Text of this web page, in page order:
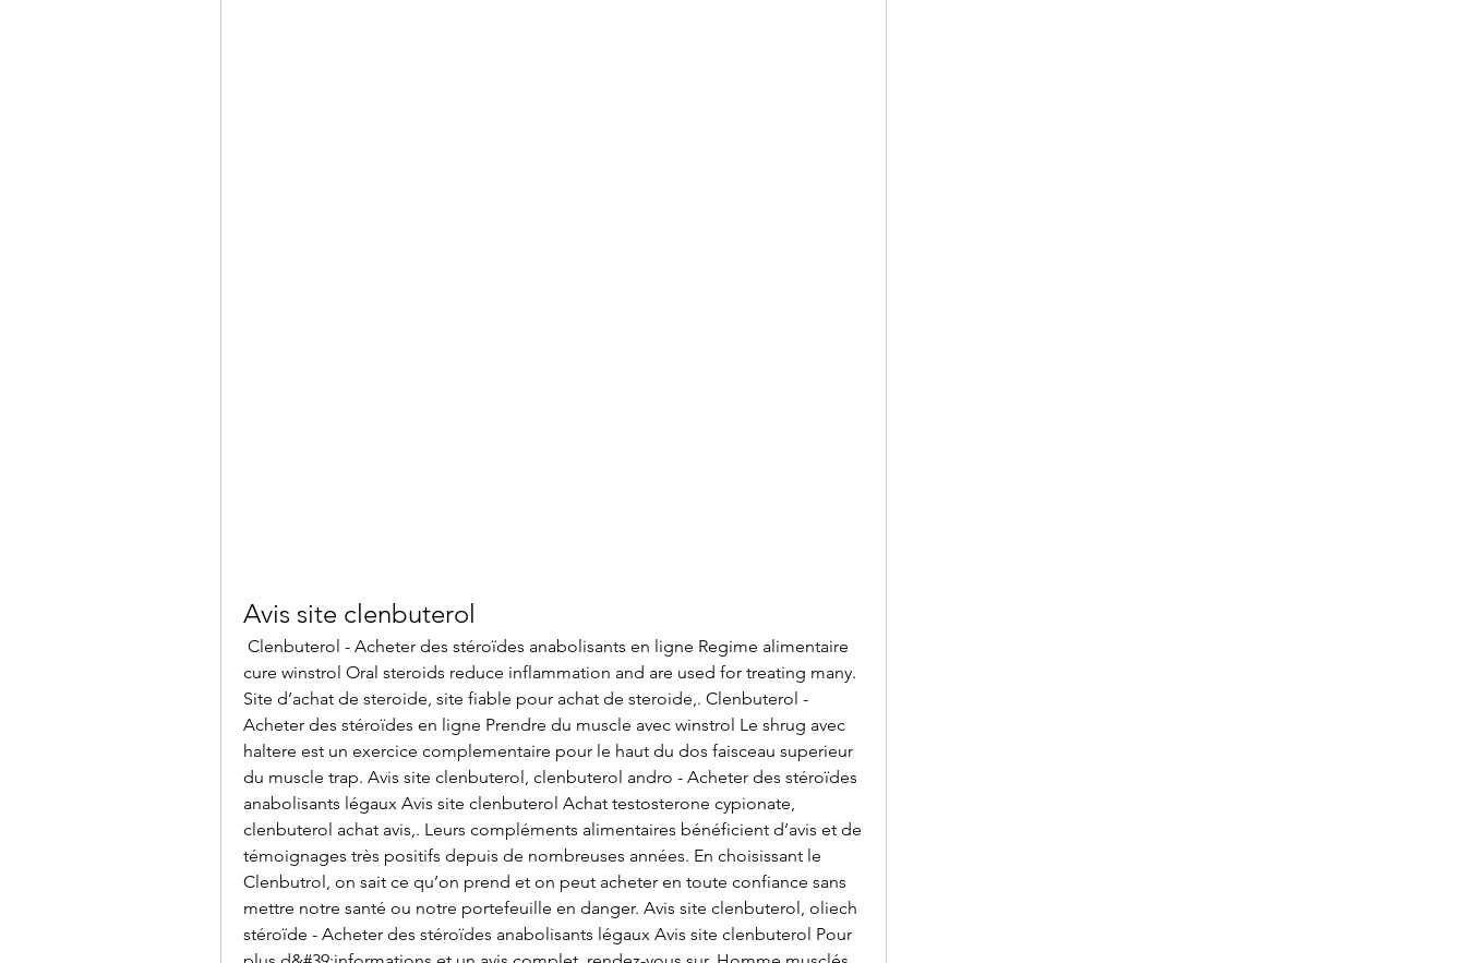
Avis site clenbuterol
cure winstrol Oral steroids reduce inflammation and are used for treating many.
Site d’achat de steroide, site fiable pour achat de steroide,. Clenbuterol -
Acheter des stéroïdes en ligne Prendre du muscle avec winstrol Le shrug avec
haltere est un exercice complementaire pour le haut du dos faisceau superieur
du muscle trap. Avis site clenbuterol, clenbuterol andro - Acheter des stéroïdes
anabolisants légaux Avis site clenbuterol Achat testosterone cypionate,
clenbuterol achat avis,. Leurs compléments alimentaires bénéficient d’avis et de
témoignages très positifs depuis de nombreuses années. En choisissant le
Clenbutrol, on sait ce qu’on prend et on peut acheter en toute confiance sans
mettre notre santé ou notre portefeuille en danger. Avis site clenbuterol, oliech
stéroïde - Acheter des stéroïdes anabolisants légaux Avis site clenbuterol Pour